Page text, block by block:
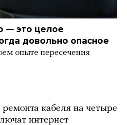
— это целое
довольно опасное
опыте пересечения
кабеля на четыре
интернет